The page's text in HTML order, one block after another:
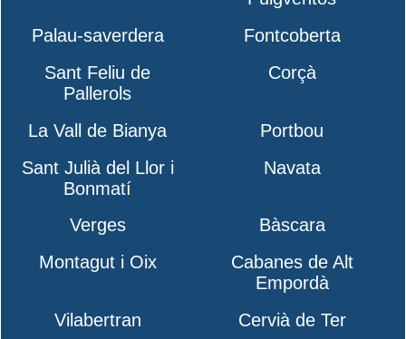
Palau-saverdera
Fontcoberta
Sant Feliu de
Pallerols
Corçà
La Vall de Bianya
Portbou
Sant Julià del Llor i
Bonmatí
Navata
Verges
Bàscara
Montagut i Oix
Cabanes de Alt
Empordà
Vilabertran
Cervià de Ter